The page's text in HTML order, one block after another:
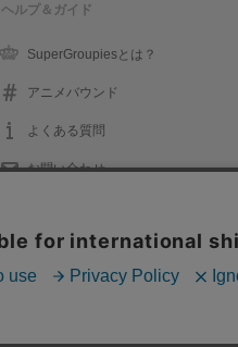
ヘルプ＆ガイド
SuperGroupiesとは？
アニメバウンド
よくある質問
お問い合わせ